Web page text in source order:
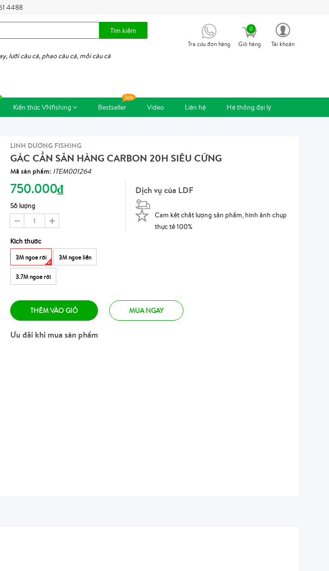
4488
Tìm kiếm
lưỡi câu cá, phao câu cá, mồi câu cá
Tra cứu đơn hàng Giỏ hàng
0
Tài khoản
Kiến thức VNfishing Bestseller Video Liên hệ Hệ thống đại lý
LINH DƯƠNG FISHING
GÁC CẦN SĂN HÀNG CARBON 20H SIÊU CỨNG
Mã sản phẩm: ITEM001264
750.000₫
Số lượng
1
Kích thước
3M ngoe rời 3M ngoe liền
3.7M ngoe rời
Dịch vụ của LDF
Cam kết chất lượng sản phẩm, hình ảnh chụp
thực tế 100%
THÊM VÀO GIỎ MUA NGAY
Ưu đãi khi mua sản phẩm